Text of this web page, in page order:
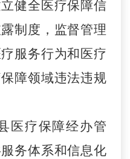
健全医疗保障信
制度，监督管理
服务行为和医疗
障领域违法违规
医疗保障经办管
务体系和信息化